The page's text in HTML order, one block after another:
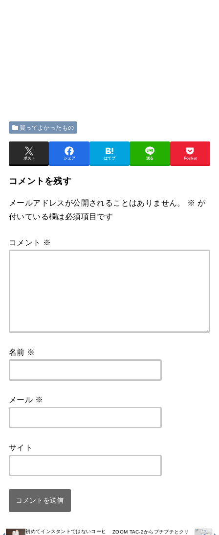
買ってよかったもの
ポスト シェア はてブ 送る Pocket
コメントを残す
メールアドレスが公開されることはありません。 ※ が
付いている欄は必須項目です
コメント ※
名前 ※
メール ※
サイト
初めてインスタントではないコーヒ
ZOOM TAC-2からプチプチとクリ